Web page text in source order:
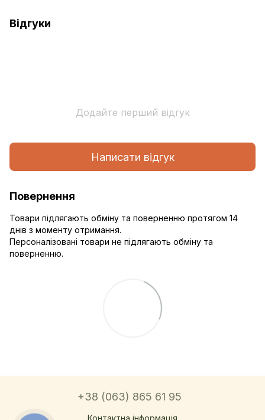
Відгуки
Додайте перший відгук
Написати відгук
Повернення
Товари підлягають обміну та поверненню протягом 14
днів з моменту отримання.
Персоналізовані товари не підлягають обміну та
поверненню.
+38 (063) 865 61 95
Контактна інформація